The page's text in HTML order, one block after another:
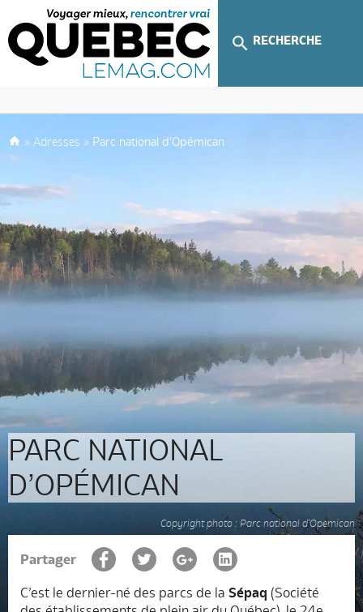
RECHERCHE
» Adresses » Parc national d’Opémican
PARC NATIONAL
D’OPÉMICAN
Copyright photo : Parc national d'Opémican
Partager
C’est le dernier-né des parcs de la Sépaq (Société